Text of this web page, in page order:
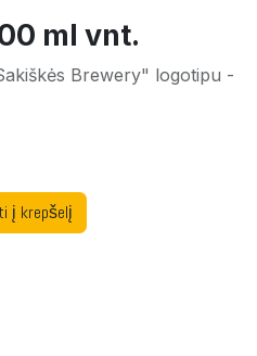
ml vnt.
Brewery" logotipu -
į krepšelį